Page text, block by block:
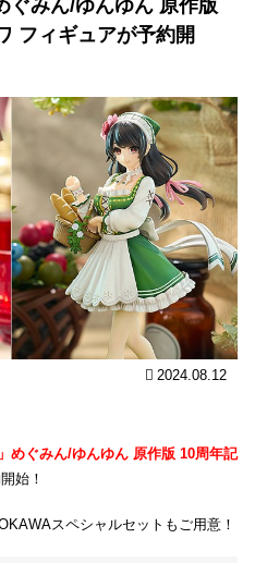
ぐみん/ゆんゆん 原作版
フィギュアが予約開
2024.08.12
めぐみん/ゆんゆん 原作版 10周年記
始！
スペシャルセットもご用意！